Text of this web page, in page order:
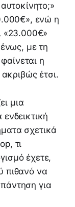
ενώ η
«23.000€»
με τη
η
έτσι.
μια
σχετικά
τι
έχετε,
πιθανό να
για